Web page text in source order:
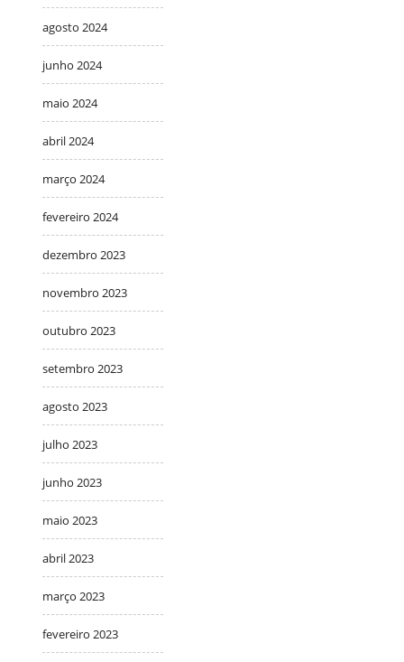
agosto 2024
junho 2024
maio 2024
abril 2024
março 2024
fevereiro 2024
dezembro 2023
novembro 2023
outubro 2023
setembro 2023
agosto 2023
julho 2023
junho 2023
maio 2023
abril 2023
março 2023
fevereiro 2023